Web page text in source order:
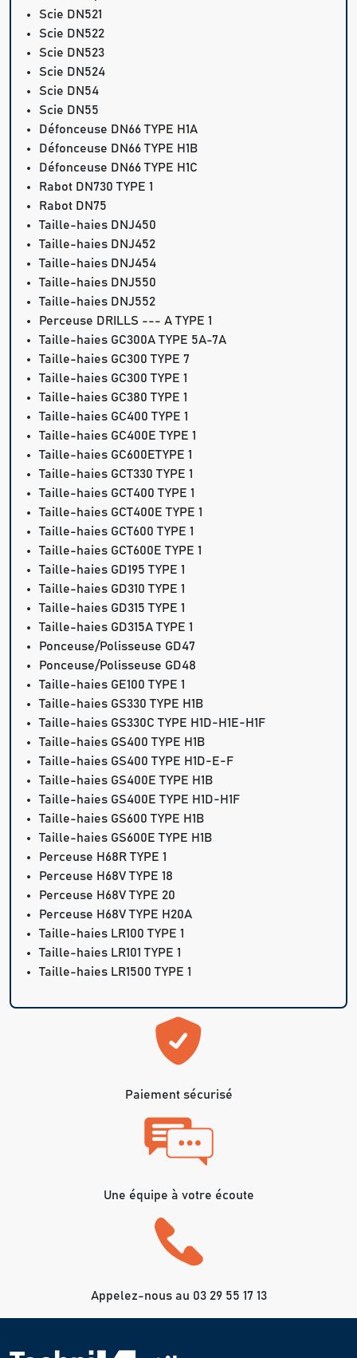
Scie DN521
Scie DN522
Scie DN523
Scie DN524
Scie DN54
Scie DN55
Défonceuse DN66 TYPE H1A
Défonceuse DN66 TYPE H1B
Défonceuse DN66 TYPE H1C
Rabot DN730 TYPE 1
Rabot DN75
Taille-haies DNJ450
Taille-haies DNJ452
Taille-haies DNJ454
Taille-haies DNJ550
Taille-haies DNJ552
Perceuse DRILLS --- A TYPE 1
Taille-haies GC300A TYPE 5A-7A
Taille-haies GC300 TYPE 7
Taille-haies GC300 TYPE 1
Taille-haies GC380 TYPE 1
Taille-haies GC400 TYPE 1
Taille-haies GC400E TYPE 1
Taille-haies GC600ETYPE 1
Taille-haies GCT330 TYPE 1
Taille-haies GCT400 TYPE 1
Taille-haies GCT400E TYPE 1
Taille-haies GCT600 TYPE 1
Taille-haies GCT600E TYPE 1
Taille-haies GD195 TYPE 1
Taille-haies GD310 TYPE 1
Taille-haies GD315 TYPE 1
Taille-haies GD315A TYPE 1
Ponceuse/Polisseuse GD47
Ponceuse/Polisseuse GD48
Taille-haies GE100 TYPE 1
Taille-haies GS330 TYPE H1B
Taille-haies GS330C TYPE H1D-H1E-H1F
Taille-haies GS400 TYPE H1B
Taille-haies GS400 TYPE H1D-E-F
Taille-haies GS400E TYPE H1B
Taille-haies GS400E TYPE H1D-H1F
Taille-haies GS600 TYPE H1B
Taille-haies GS600E TYPE H1B
Perceuse H68R TYPE 1
Perceuse H68V TYPE 18
Perceuse H68V TYPE 20
Perceuse H68V TYPE H20A
Taille-haies LR100 TYPE 1
Taille-haies LR101 TYPE 1
Taille-haies LR1500 TYPE 1
Paiement sécurisé
Une équipe à votre écoute
Appelez-nous au 03 29 55 17 13